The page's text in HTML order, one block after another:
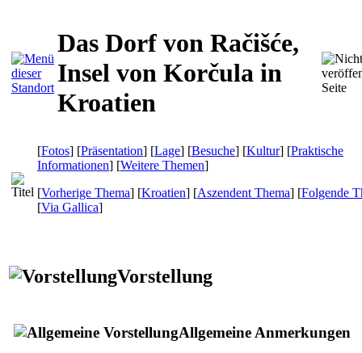
Das Dorf von Račišće,
Insel von Korčula in
Kroatien
[Fotos] [Präsentation] [Lage] [Besuche] [Kultur] [Praktische
Informationen] [Weitere Themen]
[Vorherige Thema] [Kroatien] [Aszendent Thema] [Folgende
[Via Gallica]
Vorstellung
Allgemeine Anmerkungen